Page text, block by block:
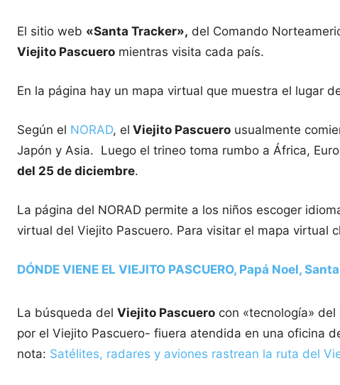
El sitio web «Santa Tracker», del Comando
Viejito Pascuero mientras visita cada país.
En la página hay un mapa virtual que muestra el lugar
Según el NORAD, el Viejito Pascuero usualmente
Japón y Asia. Luego el trineo toma rumbo a África,
del 25 de diciembre.
La página del NORAD permite a los niños escoger
virtual del Viejito Pascuero. Para visitar el mapa virtual
DÓNDE VIENE EL VIEJITO PASCUERO, Papá Noel,
La búsqueda del Viejito Pascuero con «tecnología» del
por el Viejito Pascuero- fiuera atendida en una oficina
nota: Satélites, radares y aviones rastrean la ruta del